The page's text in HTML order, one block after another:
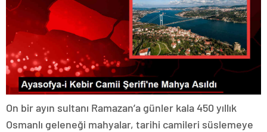
On bir ayın sultanı Ramazan’a günler kala 450 yıllık
Osmanlı geleneği mahyalar, tarihi camileri süslemeye